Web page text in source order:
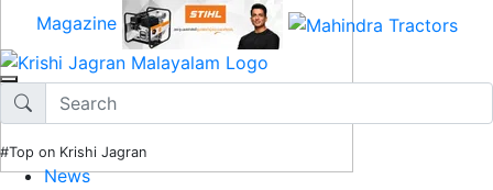
Magazine
#Top on Krishi Jagran
News